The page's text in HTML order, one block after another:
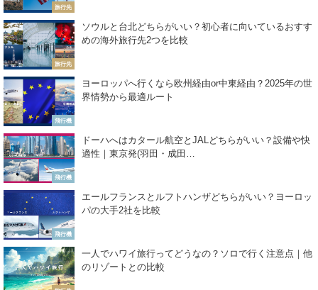
旅行先
旅行先
ソウルと台北どちらがいい？初心者に向いているおすす
めの海外旅行先2つを比較
飛行機
ヨーロッパへ行くなら欧州経由or中東経由？2025年の世
界情勢から最適ルート
飛行機
ドーハへはカタール航空とJALどちらがいい？設備や快
適性｜東京発(羽田・成田…
飛行機
エールフランスとルフトハンザどちらがいい？ヨーロッ
パの大手2社を比較
一人でハワイ旅行ってどうなの？ソロで行く注意点｜他
のリゾートとの比較